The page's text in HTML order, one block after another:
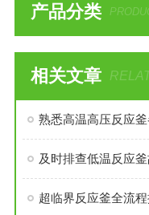
产品分类
相关文章
及时排查低温反应
超临界反应釜全流